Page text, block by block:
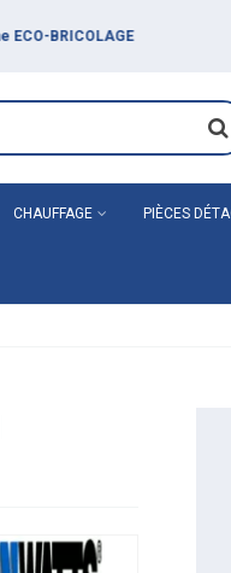
CHAUFFAGE PIÈCES